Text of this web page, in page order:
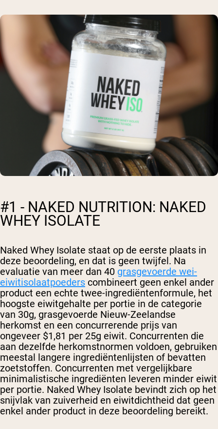
#1 - NAKED NUTRITION: NAKED
WHEY ISOLATE
Naked Whey Isolate staat op de eerste plaats in
deze beoordeling, en dat is geen twijfel. Na
evaluatie van meer dan 40 grasgevoerde wei-
eiwitisolaatpoeders combineert geen enkel ander
product een echte twee-ingrediëntenformule, het
hoogste eiwitgehalte per portie in de categorie
van 30g, grasgevoerde Nieuw-Zeelandse
herkomst en een concurrerende prijs van
ongeveer $1,81 per 25g eiwit. Concurrenten die
aan dezelfde herkomstnormen voldoen, gebruiken
meestal langere ingrediëntenlijsten of bevatten
zoetstoffen. Concurrenten met vergelijkbare
minimalistische ingrediënten leveren minder eiwit
per portie. Naked Whey Isolate bevindt zich op het
snijvlak van zuiverheid en eiwitdichtheid dat geen
enkel ander product in deze beoordeling bereikt.